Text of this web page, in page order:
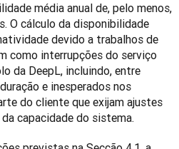
média anual de, pelo menos,
O cálculo da disponibilidade
devido a trabalhos de
como interrupções do serviço
da DeepL, incluindo, entre
e inesperados nos
do cliente que exijam ajustes
capacidade do sistema.